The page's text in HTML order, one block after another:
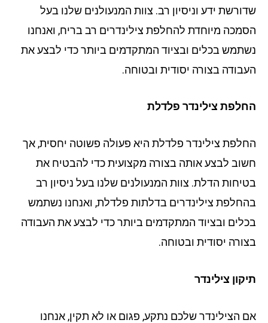
ידע וניסיון רב. צוות המנעולנים שלנו בעל
מיוחדת להחלפת צילינדרים רב בריח, ואנחנו
בכלים ובציוד המתקדמים ביותר כדי לבצע את
בצורה יסודית ובטוחה.
צילינדר פלדלת
צילינדר פלדלת היא פעולה פשוטה יחסית, אך
לבצע אותה בצורה מקצועית כדי להבטיח את
הדלת. צוות המנעולנים שלנו בעל ניסיון רב
צילינדרים בדלתות פלדלת, ואנחנו נשתמש
ובציוד המתקדמים ביותר כדי לבצע את העבודה
יסודית ובטוחה.
צילינדר
הצילינדר שלכם נתקע, פגום או לא תקין, אנחנו